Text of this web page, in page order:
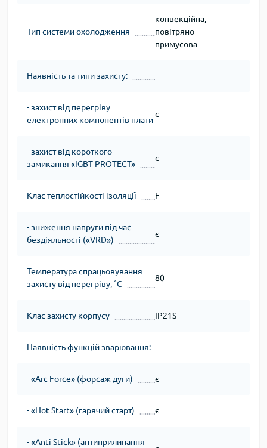
Тип системи охолодження
конвекційна,
повітряно-
примусова
Наявність та типи захисту:
- захист від перегріву
електронних компонентів плати
є
- захист від короткого
замикання «IGBT PROTECT»
є
Клас теплостійкості ізоляції F
- зниження напруги під час
бездіяльності («VRD»)
є
Температура спрацьовування
захисту від перегріву, ˚С
80
Клас захисту корпусу IP21S
Наявність функцій зварювання:
- «Arc Force» (форсаж дуги) є
- «Hot Start» (гарячий старт) є
- «Anti Stick» (антиприлипання